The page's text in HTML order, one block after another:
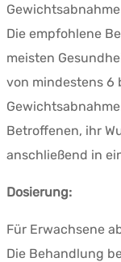
Die empfohlene
meisten
von mindestens 6
Betroffenen, ihr
anschließend in
Dosierung:
Für Erwachsene
Die Behandlung